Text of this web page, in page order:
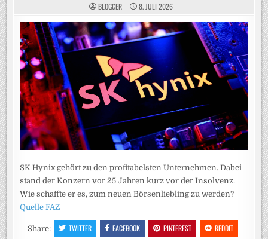
BLOGGER 8. JULI 2026
SK Hynix gehört zu den profitabelsten Unternehmen. Dabei
stand der Konzern vor 25 Jahren kurz vor der Insolvenz.
Wie schaffte er es, zum neuen Börsenliebling zu werden?
Quelle FAZ
Share: TWITTER FACEBOOK PINTEREST
REDDIT